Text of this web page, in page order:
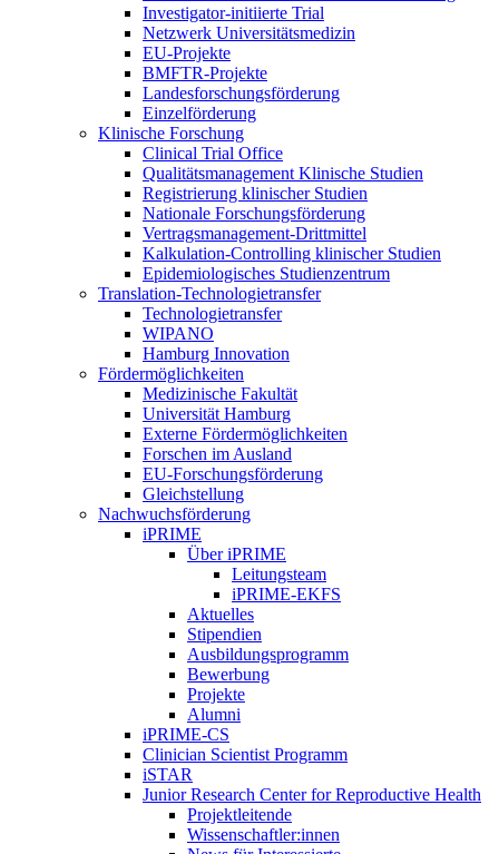
Investigator-initiierte Trial
Netzwerk Universitätsmedizin
EU-Projekte
BMFTR-Projekte
Landesforschungsförderung
Einzelförderung
Klinische Forschung
Clinical Trial Office
Qualitätsmanagement Klinische Studien
Registrierung klinischer Studien
Nationale Forschungsförderung
Vertragsmanagement-Drittmittel
Kalkulation-Controlling klinischer Studien
Epidemiologisches Studienzentrum
Translation-Technologietransfer
Technologietransfer
WIPANO
Hamburg Innovation
Fördermöglichkeiten
Medizinische Fakultät
Universität Hamburg
Externe Fördermöglichkeiten
Forschen im Ausland
EU-Forschungsförderung
Gleichstellung
Nachwuchsförderung
iPRIME
Über iPRIME
Leitungsteam
iPRIME-EKFS
Aktuelles
Stipendien
Ausbildungsprogramm
Bewerbung
Projekte
Alumni
iPRIME-CS
Clinician Scientist Programm
iSTAR
Junior Research Center for Reproductive Health
Projektleitende
Wissenschaftler:innen